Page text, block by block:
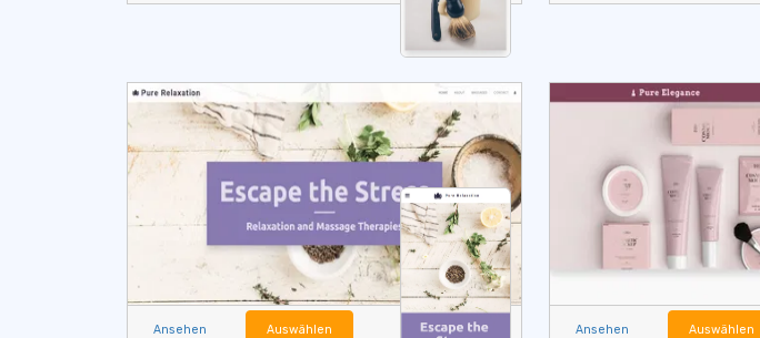
Ansehen Auswählen Ansehen Auswählen